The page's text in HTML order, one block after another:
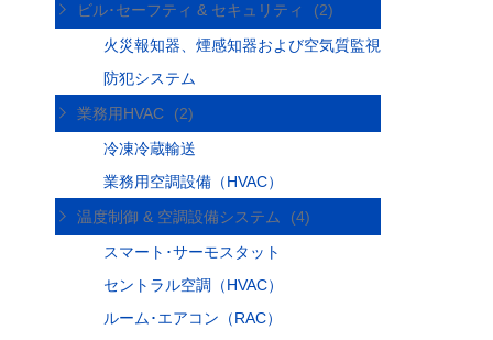
ビル･セーフティ & セキュリティ
(2)
火災報知器、煙感知器および空気質監視
防犯システム
業務用HVAC
(2)
冷凍冷蔵輸送
業務用空調設備（HVAC）
温度制御 & 空調設備システム
(4)
スマート･サーモスタット
セントラル空調（HVAC）
ルーム･エアコン（RAC）